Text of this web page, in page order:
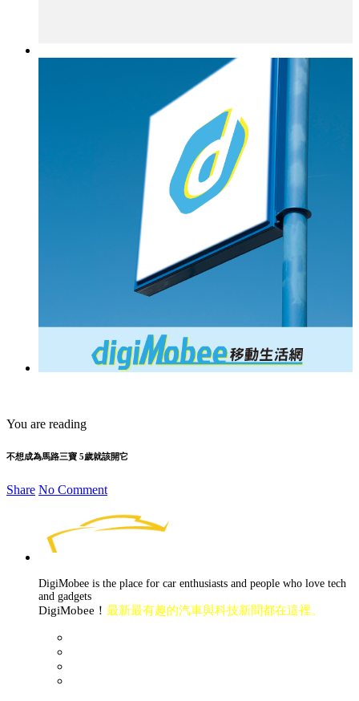
You are reading
不想成為馬路三寶 5歲就該開它
Share No Comment
DigiMobee is the place for car enthusiasts and people who love tech
and gadgets
DigiMobee！ 最新最有趣的汽車與科技新聞都在這裡。